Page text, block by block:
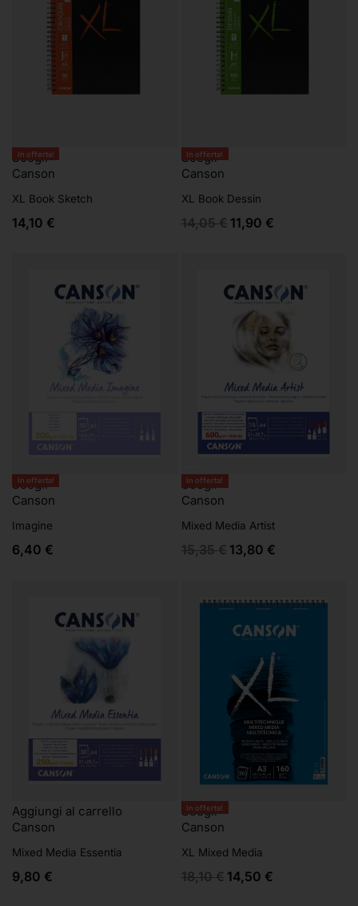
In offerta!
Scegli
Canson
XL Book Sketch
14,10 €
In offerta!
Scegli
Canson
XL Book Dessin
14,05€ 11,90 €
In offerta!
Scegli
Canson
Imagine
6,40 €
In offerta!
Scegli
Canson
Mixed Media Artist
15,35€ 13,80 €
Aggiungi al carrello
Canson
Mixed Media Essentia
9,80 €
In offerta!
Scegli
Canson
XL Mixed Media
18,10€ 14,50 €